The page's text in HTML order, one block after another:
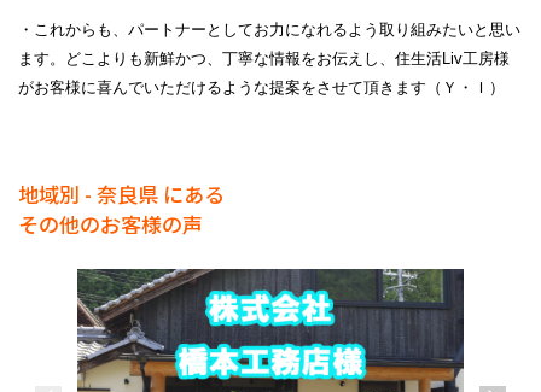
・これからも、パートナーとしてお力になれるよう取り組みたいと思い
ます。どこよりも新鮮かつ、丁寧な情報をお伝えし、住生活Liv工房様
がお客様に喜んでいただけるような提案をさせて頂きます（Ｙ・Ｉ）
地域別 - 奈良県 にある
その他のお客様の声